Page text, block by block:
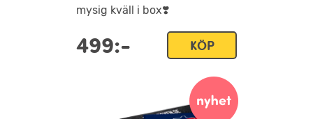
mysig kväll i box❣️
499:- KÖP